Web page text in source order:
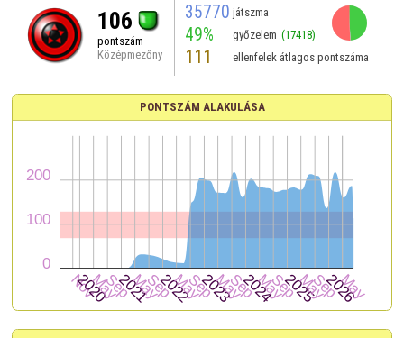
106
pontszám
Középmezőny
35770 játszma
49% győzelem (17418)
111 ellenfelek átlagos pontszáma
PONTSZÁM ALAKULÁSA